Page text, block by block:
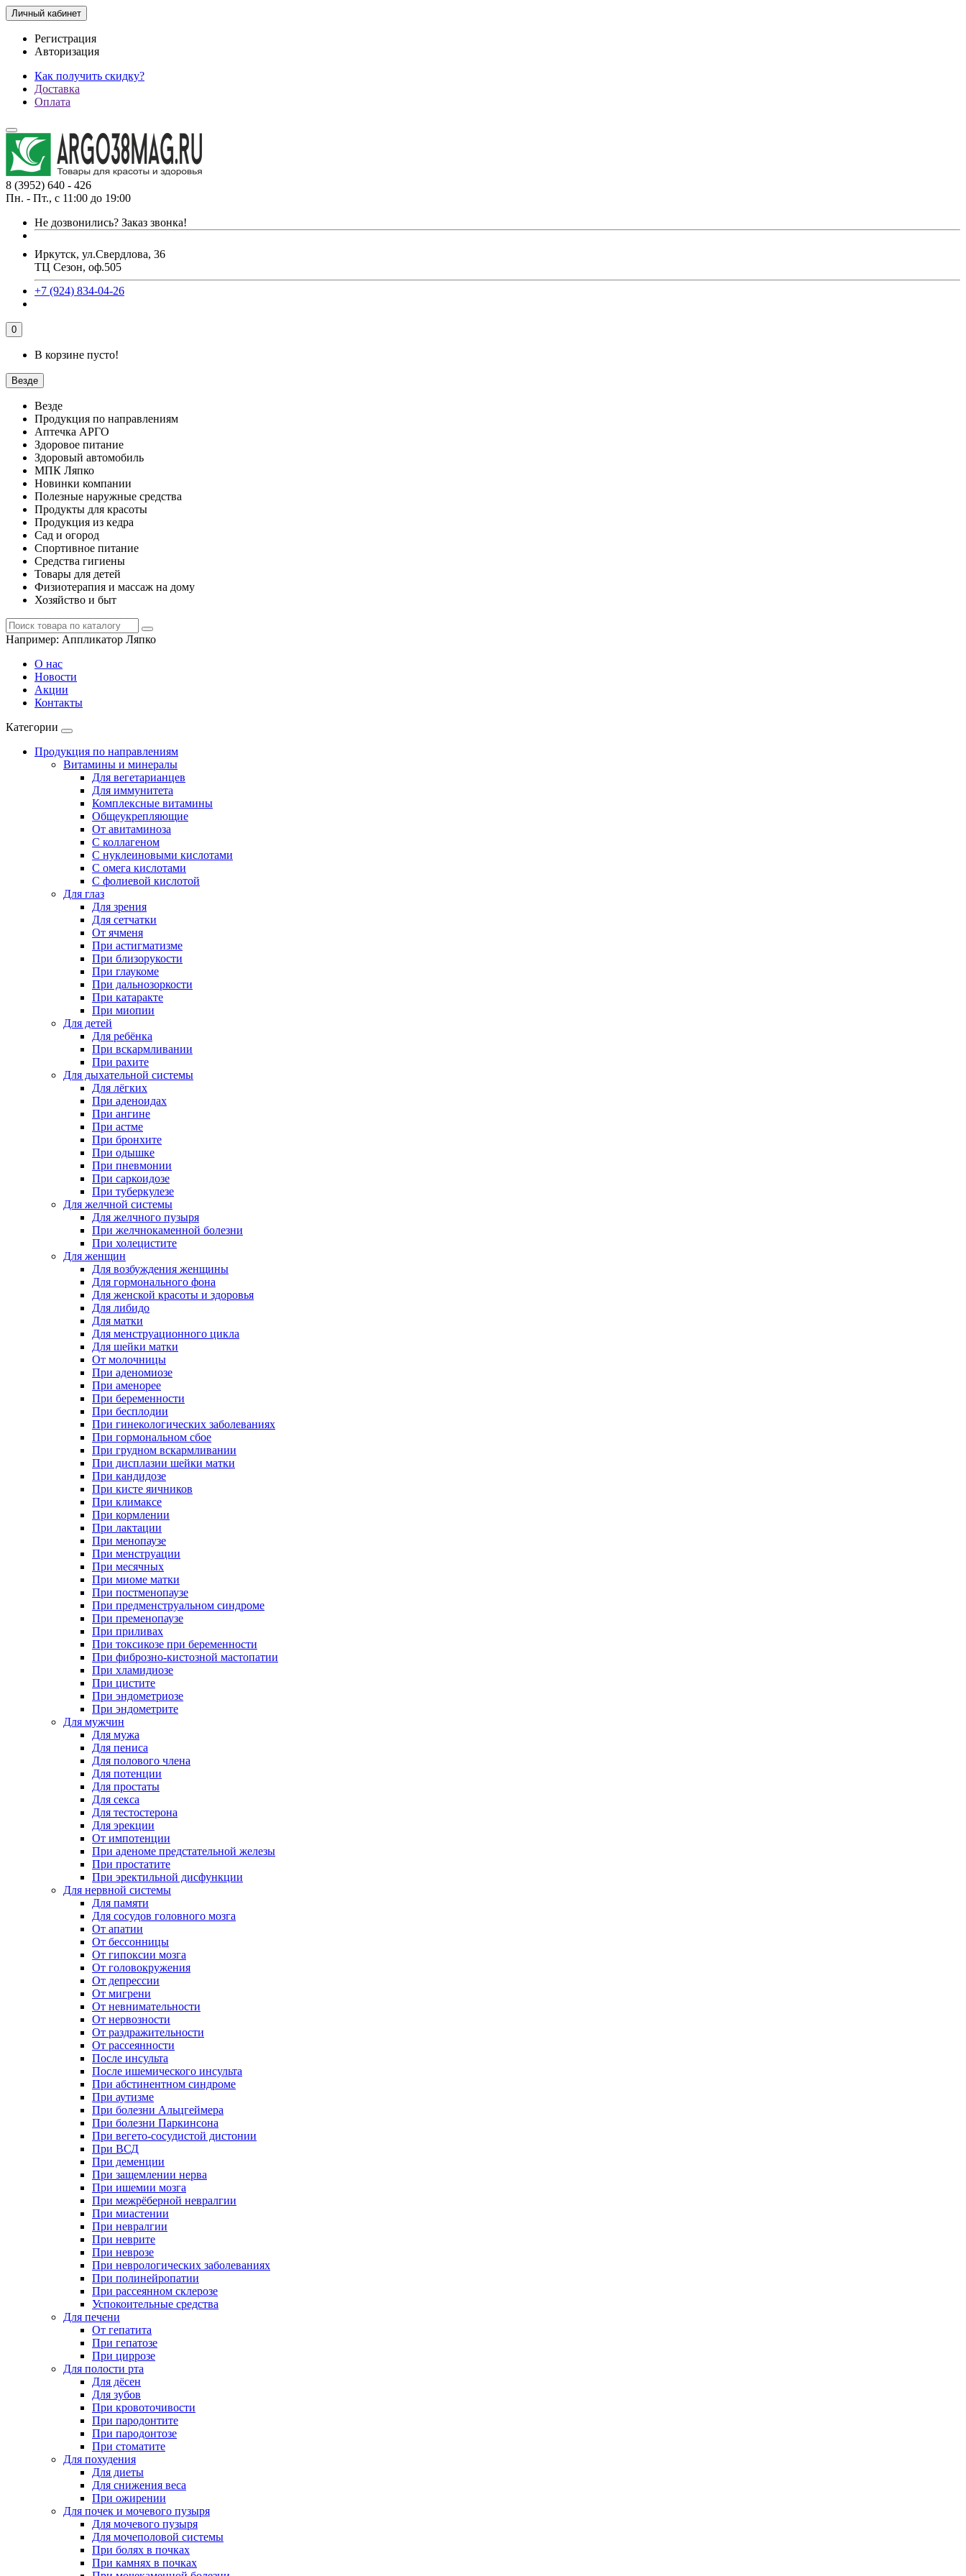
Личный кабинет
Регистрация
Авторизация
Как получить скидку?
Доставка
Оплата
8 (3952) 640 - 426
Пн. - Пт., с 11:00 до 19:00
Не дозвонились? Заказ звонка!
Иркутск, ул.Свердлова, 36
ТЦ Сезон, оф.505
+7 (924) 834-04-26
0
В корзине пусто!
Везде
Везде
Продукция по направлениям
Аптечка АРГО
Здоровое питание
Здоровый автомобиль
МПК Ляпко
Новинки компании
Полезные наружные средства
Продукты для красоты
Продукция из кедра
Сад и огород
Спортивное питание
Средства гигиены
Товары для детей
Физиотерапия и массаж на дому
Хозяйство и быт
Например: Аппликатор Ляпко
О нас
Новости
Акции
Контакты
Категории
Продукция по направлениям
Витамины и минералы
Для вегетарианцев
Для иммунитета
Комплексные витамины
Общеукрепляющие
От авитаминоза
С коллагеном
С нуклеиновыми кислотами
С омега кислотами
С фолиевой кислотой
Для глаз
Для зрения
Для сетчатки
От ячменя
При астигматизме
При близорукости
При глаукоме
При дальнозоркости
При катаракте
При миопии
Для детей
Для ребёнка
При вскармливании
При рахите
Для дыхательной системы
Для лёгких
При аденоидах
При ангине
При астме
При бронхите
При одышке
При пневмонии
При саркоидозе
При туберкулезе
Для желчной системы
Для желчного пузыря
При желчнокаменной болезни
При холецистите
Для женщин
Для возбуждения женщины
Для гормонального фона
Для женской красоты и здоровья
Для либидо
Для матки
Для менструационного цикла
Для шейки матки
От молочницы
При аденомиозе
При аменорее
При беременности
При бесплодии
При гинекологических заболеваниях
При гормональном сбое
При грудном вскармливании
При дисплазии шейки матки
При кандидозе
При кисте яичников
При климаксе
При кормлении
При лактации
При менопаузе
При менструации
При месячных
При миоме матки
При постменопаузе
При предменструальном синдроме
При пременопаузе
При приливах
При токсикозе при беременности
При фиброзно-кистозной мастопатии
При хламидиозе
При цистите
При эндометриозе
При эндометрите
Для мужчин
Для мужа
Для пениса
Для полового члена
Для потенции
Для простаты
Для секса
Для тестостерона
Для эрекции
От импотенции
При аденоме предстательной железы
При простатите
При эректильной дисфункции
Для нервной системы
Для памяти
Для сосудов головного мозга
От апатии
От бессонницы
От гипоксии мозга
От головокружения
От депрессии
От мигрени
От невнимательности
От нервозности
От раздражительности
От рассеянности
После инсульта
После ишемического инсульта
При абстинентном синдроме
При аутизме
При болезни Альцгеймера
При болезни Паркинсона
При вегето-сосудистой дистонии
При ВСД
При деменции
При защемлении нерва
При ишемии мозга
При межрёберной невралгии
При миастении
При невралгии
При неврите
При неврозе
При неврологических заболеваниях
При полинейропатии
При рассеянном склерозе
Успокоительные средства
Для печени
От гепатита
При гепатозе
При циррозе
Для полости рта
Для дёсен
Для зубов
При кровоточивости
При пародонтите
При пародонтозе
При стоматите
Для похудения
Для диеты
Для снижения веса
При ожирении
Для почек и мочевого пузыря
Для мочевого пузыря
Для мочеполовой системы
При болях в почках
При камнях в почках